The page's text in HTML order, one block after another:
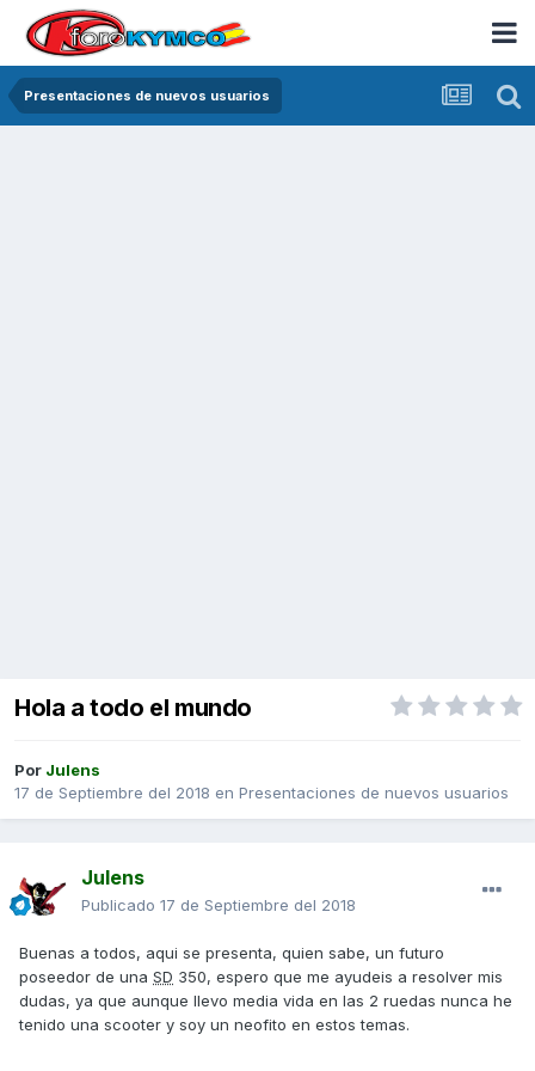
Presentaciones de nuevos usuarios
Hola a todo el mundo
Por Julens
17 de Septiembre del 2018 en Presentaciones de nuevos usuarios
Julens
Publicado 17 de Septiembre del 2018
Buenas a todos, aqui se presenta, quien sabe, un futuro
poseedor de una SD 350, espero que me ayudeis a resolver mis
dudas, ya que aunque llevo media vida en las 2 ruedas nunca he
tenido una scooter y soy un neofito en estos temas.